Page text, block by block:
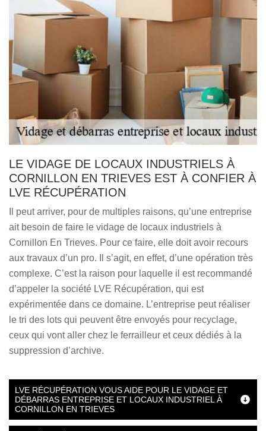
LE VIDAGE DE LOCAUX INDUSTRIELS À
CORNILLON EN TRIEVES EST À CONFIER À
LVE RÉCUPÉRATION
Il peut arriver, pour de multiples raisons, qu’une entreprise
ait besoin de faire le vidage de locaux industriels à
Cornillon En Trieves. Pour ce faire, elle doit avoir recours
aux travaux d’un pro. Il s’agit, en effet, d’une opération très
complexe. C’est la raison pour laquelle il est recommandé
d’appeler la société LVE Récupération, qui est
expérimentée dans ce domaine. L’entreprise peut réaliser
le tri des lots qui peuvent être envoyés pour recyclage,
ceux qui vont aller chez le ferrailleur et ceux dédiés à la
suppression d’archive.
LVE RÉCUPÉRATION VOUS AIDE POUR LE VIDAGE ET
DÉBARRAS ENTREPRISE ET LOCAUX INDUSTRIEL À
CORNILLON EN TRIEVES